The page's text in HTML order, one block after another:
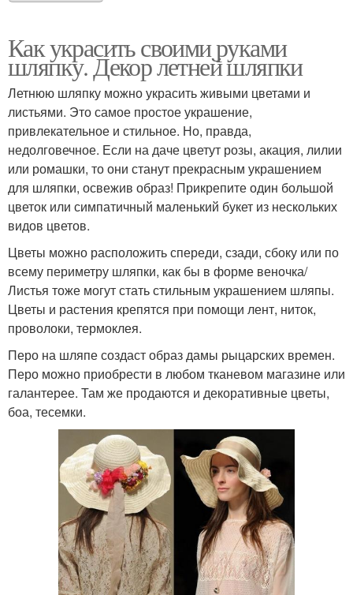
Как украсить своими руками
шляпку. Декор летней шляпки
Летнюю шляпку можно украсить живыми цветами и
листьями. Это самое простое украшение,
привлекательное и стильное. Но, правда,
недолговечное. Если на даче цветут розы, акация, лилии
или ромашки, то они станут прекрасным украшением
для шляпки, освежив образ! Прикрепите один большой
цветок или симпатичный маленький букет из нескольких
видов цветов.
Цветы можно расположить спереди, сзади, сбоку или по
всему периметру шляпки, как бы в форме веночка/
Листья тоже могут стать стильным украшением шляпы.
Цветы и растения крепятся при помощи лент, ниток,
проволоки, термоклея.
Перо на шляпе создаст образ дамы рыцарских времен.
Перо можно приобрести в любом тканевом магазине или
галантерее. Там же продаются и декоративные цветы,
боа, тесемки.